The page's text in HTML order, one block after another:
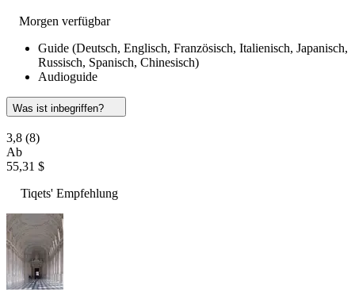
Morgen verfügbar
Guide (Deutsch, Englisch, Französisch, Italienisch, Japanisch,
Russisch, Spanisch, Chinesisch)
Audioguide
Was ist inbegriffen?
3,8 (8)
Ab
55,31 $
Tiqets' Empfehlung